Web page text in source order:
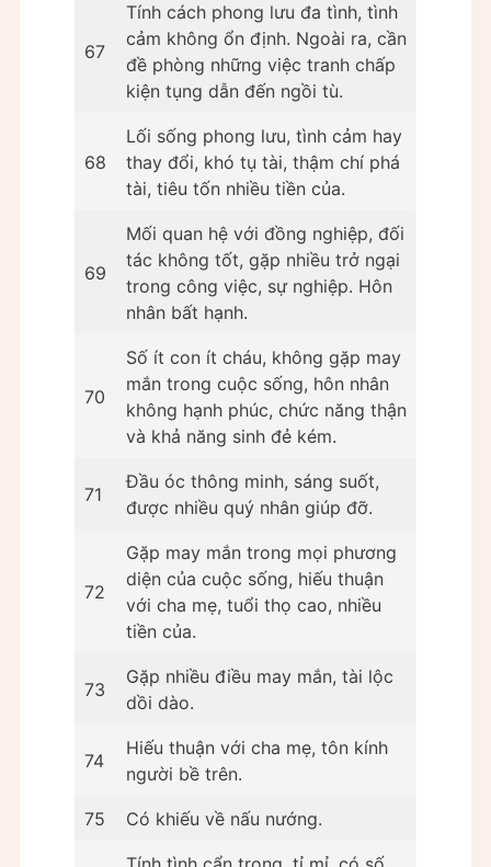
67
Tính cách phong lưu đa tình, tình
cảm không ổn định. Ngoài ra, cần
đề phòng những việc tranh chấp
kiện tụng dẫn đến ngồi tù.
68
Lối sống phong lưu, tình cảm hay
thay đổi, khó tụ tài, thậm chí phá
tài, tiêu tốn nhiều tiền của.
69
Mối quan hệ với đồng nghiệp, đối
tác không tốt, gặp nhiều trở ngại
trong công việc, sự nghiệp. Hôn
nhân bất hạnh.
70
Số ít con ít cháu, không gặp may
mắn trong cuộc sống, hôn nhân
không hạnh phúc, chức năng thận
và khả năng sinh đẻ kém.
71
Đầu óc thông minh, sáng suốt,
được nhiều quý nhân giúp đỡ.
72
Gặp may mắn trong mọi phương
diện của cuộc sống, hiếu thuận
với cha mẹ, tuổi thọ cao, nhiều
tiền của.
73
Gặp nhiều điều may mắn, tài lộc
dồi dào.
74
Hiếu thuận với cha mẹ, tôn kính
người bề trên.
75 Có khiếu về nấu nướng.